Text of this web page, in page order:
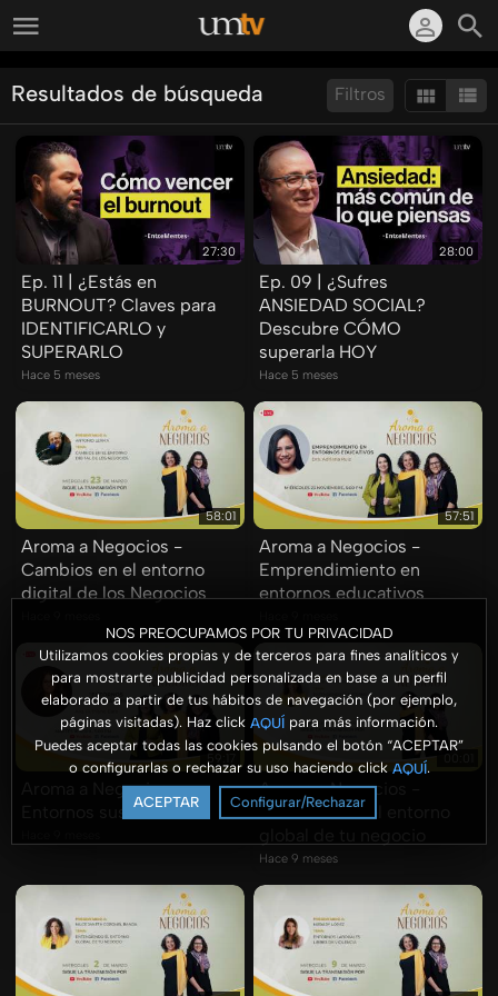
NOS PREOCUPAMOS POR TU PRIVACIDAD
Utilizamos cookies propias y de terceros para fines analíticos y
para mostrarte publicidad personalizada en base a un perfil
elaborado a partir de tus hábitos de navegación (por ejemplo,
páginas visitadas). Haz click AQUÍ para más información.
Puedes aceptar todas las cookies pulsando el botón “ACEPTAR”
o configurarlas o rechazar su uso haciendo click AQUÍ.
ACEPTAR Configurar/Rechazar
Filtros
Resultados de búsqueda
Ordenar por:
Mostrar:
Resultados/Pág.:
27:30
Ep. 11 | ¿Estás en
BURNOUT? Claves para
IDENTIFICARLO y
SUPERARLO
Hace 5 meses
28:00
Ep. 09 | ¿Sufres
ANSIEDAD SOCIAL?
Descubre CÓMO
superarla HOY
Hace 5 meses
58:01
Aroma a Negocios -
Cambios en el entorno
digital de los Negocios
57:51
Aroma a Negocios -
Emprendimiento en
entornos educativos
59:17
Aroma a Negocios -
Entornos sustentables
Aroma a Negocios -
Entendiendo el entorno
Hace 9 meses